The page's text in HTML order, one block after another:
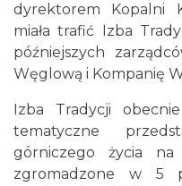
dyrektorem Kopalni
miała trafić Izba
późniejszych
Węglową i Kompanię
Izba Tradycji
tematyczne
górniczego życia na
zgromadzone w 5